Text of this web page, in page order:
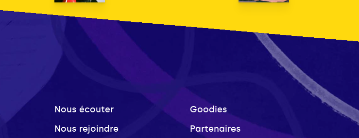
Nous écouter
Nous rejoindre
Goodies
Partenaires